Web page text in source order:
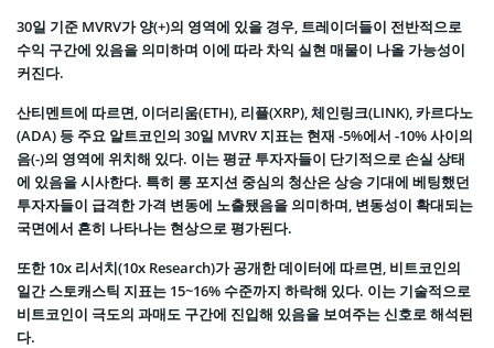
30일 기준 MVRV가 양(+)의 영역에 있을 경우, 트레이더들이 전반적으로
수익 구간에 있음을 의미하며 이에 따라 차익 실현 매물이 나올 가능성이
커진다.
산티멘트에 따르면, 이더리움(ETH), 리플(XRP), 체인링크(LINK), 카르다노
(ADA) 등 주요 알트코인의 30일 MVRV 지표는 현재 -5%에서 -10% 사이의
음(-)의 영역에 위치해 있다. 이는 평균 투자자들이 단기적으로 손실 상태
에 있음을 시사한다. 특히 롱 포지션 중심의 청산은 상승 기대에 베팅했던
투자자들이 급격한 가격 변동에 노출됐음을 의미하며, 변동성이 확대되는
국면에서 흔히 나타나는 현상으로 평가된다.
또한 10x 리서치(10x Research)가 공개한 데이터에 따르면, 비트코인의
일간 스토캐스틱 지표는 15~16% 수준까지 하락해 있다. 이는 기술적으로
비트코인이 극도의 과매도 구간에 진입해 있음을 보여주는 신호로 해석된
다.